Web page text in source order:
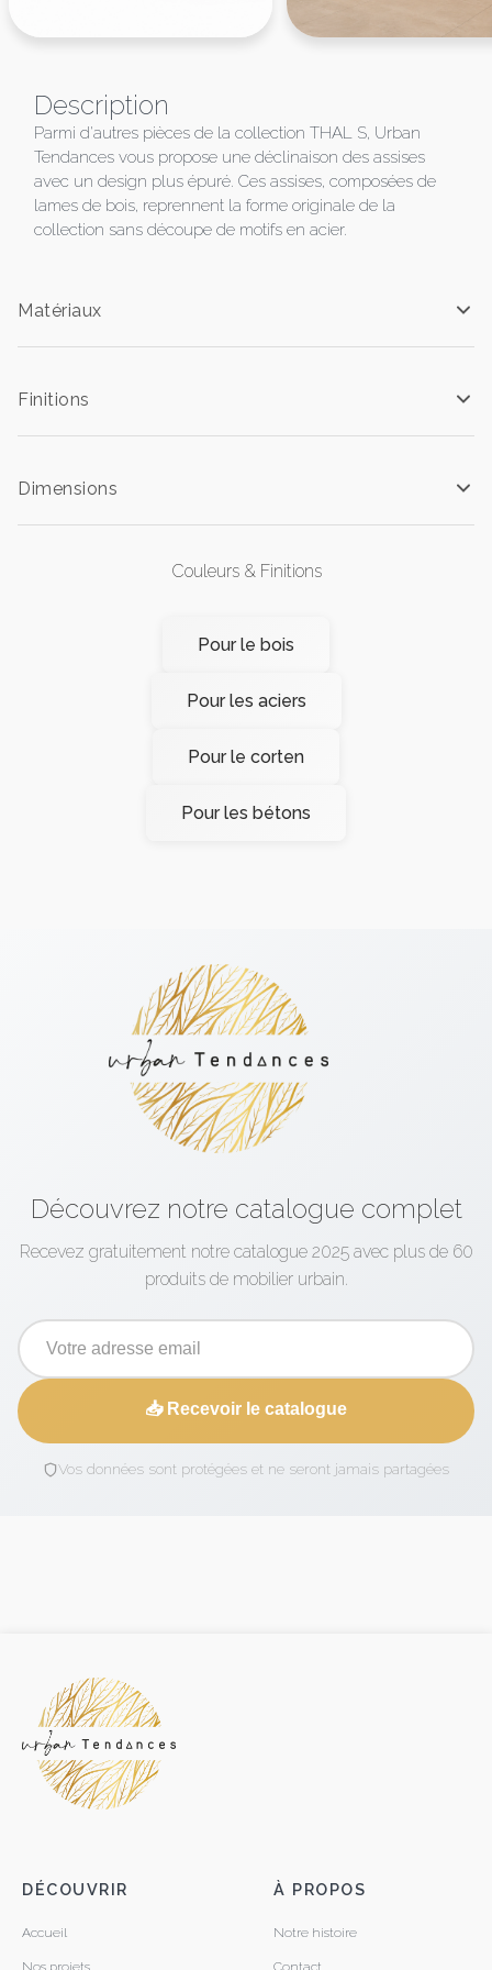
Description
Parmi d'autres pièces de la collection THAL S, Urban
Tendances vous propose une déclinaison des assises
avec un design plus épuré. Ces assises, composées de
lames de bois, reprennent la forme originale de la
collection sans découpe de motifs en acier.
Matériaux
Finitions
Dimensions
Couleurs & Finitions
Pour le bois
Pour les aciers
Pour le corten
Pour les bétons
Découvrez notre catalogue complet
Recevez gratuitement notre catalogue 2025 avec plus de 60
produits de mobilier urbain.
📥 Recevoir le catalogue
Vos données sont protégées et ne seront jamais partagées
DÉCOUVRIR
Accueil
Nos projets
À PROPOS
Notre histoire
Contact